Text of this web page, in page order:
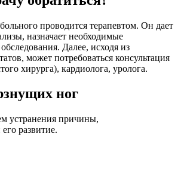
проводится терапевтом. Он дает
назначает необходимые
Далее, исходя из
может потребоваться консультация
хирурга), кардиолога, уролога.
ног
устранения причины,
развитие.